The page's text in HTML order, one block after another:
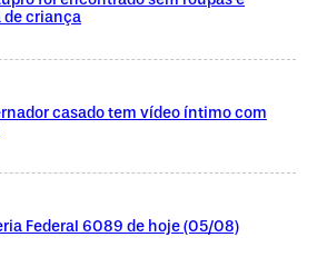
de criança
casado tem vídeo íntimo com
Federal 6089 de hoje (05/08)